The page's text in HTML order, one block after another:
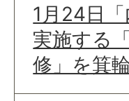
1月24日
実施する
修」を箕